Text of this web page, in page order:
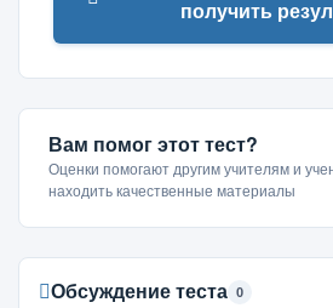
получить
Вам помог этот тест?
Оценки помогают другим учителям и
находить качественные материалы
Обсуждение теста 0